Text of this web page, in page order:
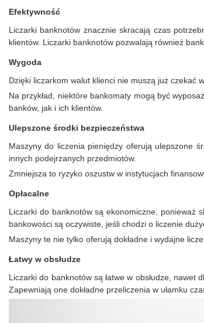
Efektywność
Liczarki banknotów znacznie skracają czas
klientów. Liczarki banknotów pozwalają również
Wygoda
Dzięki liczarkom walut klienci nie muszą już czekać
Na przykład, niektóre bankomaty mogą być
banków, jak i ich klientów.
Ulepszone środki bezpieczeństwa
Maszyny do liczenia pieniędzy oferują ulepszone
innych podejrzanych przedmiotów.
Zmniejsza to ryzyko oszustw w instytucjach
Opłacalne
Liczarki do banknotów są ekonomiczne, ponieważ
bankowości są oczywiste, jeśli chodzi o liczenie
Maszyny te nie tylko oferują dokładne i wydajne
Łatwy w obsłudze
Liczarki do banknotów są łatwe w obsłudze,
Zapewniają one dokładne przeliczenia w ułamku